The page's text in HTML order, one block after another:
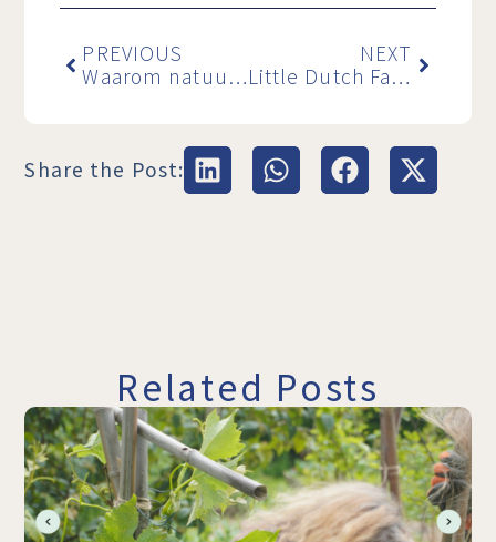
PREVIOUS
Waarom natuurcoaching zo goed werkt tijdens levensveranderingen – onderbouwd door nieuw onderzoek
NEXT
Little Dutch Farm wordt social enterprise: natuur als antwoord op groeiende mentale crisis in Nederland
Share the Post:
Related Posts